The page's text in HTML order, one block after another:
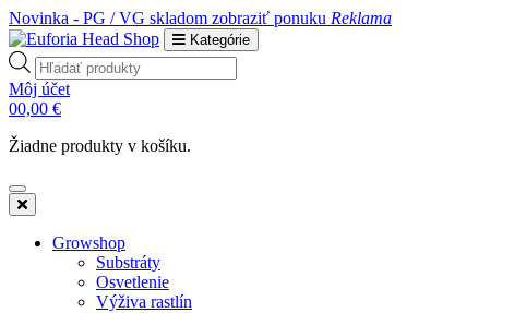
Novinka - PG / VG skladom zobraziť ponuku Reklama
Kategórie
Products
search
Môj účet
00,00 €
Žiadne produkty v košíku.
Growshop
Substráty
Osvetlenie
Výživa rastlín